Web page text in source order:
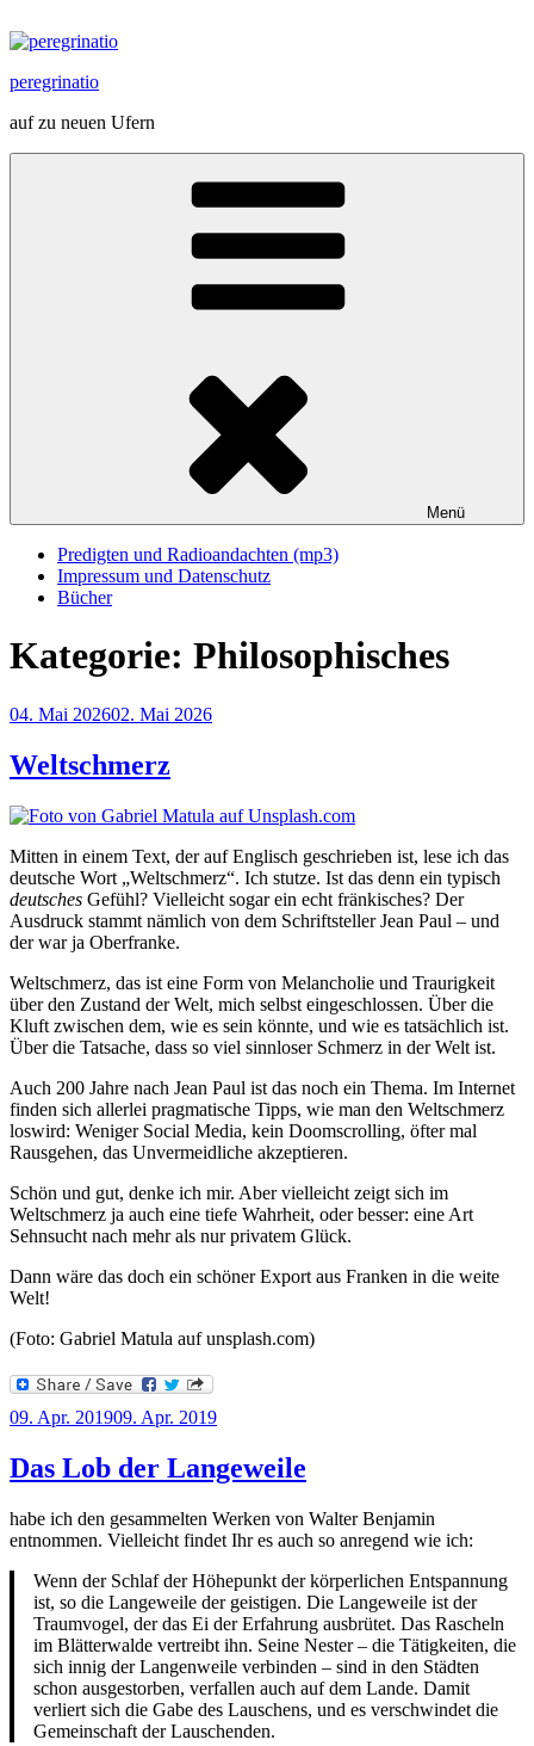
Inhalt
peregrinatio
auf zu neuen Ufern
Menü
Predigten und Radioandachten (mp3)
Impressum und Datenschutz
Bücher
Kategorie: Philosophisches
Veröffentlicht
04. Mai 202602. Mai 2026
Weltschmerz
Mitten in einem Text, der auf Englisch geschrieben ist, lese ich das
deutsche Wort „Weltschmerz“. Ich stutze. Ist das denn ein typisch
deutsches Gefühl? Vielleicht sogar ein echt fränkisches? Der
Ausdruck stammt nämlich von dem Schriftsteller Jean Paul – und
der war ja Oberfranke.
Weltschmerz, das ist eine Form von Melancholie und Traurigkeit
über den Zustand der Welt, mich selbst eingeschlossen. Über die
Kluft zwischen dem, wie es sein könnte, und wie es tatsächlich ist.
Über die Tatsache, dass so viel sinnloser Schmerz in der Welt ist.
Auch 200 Jahre nach Jean Paul ist das noch ein Thema. Im Internet
finden sich allerlei pragmatische Tipps, wie man den Weltschmerz
loswird: Weniger Social Media, kein Doomscrolling, öfter mal
Rausgehen, das Unvermeidliche akzeptieren.
Schön und gut, denke ich mir. Aber vielleicht zeigt sich im
Weltschmerz ja auch eine tiefe Wahrheit, oder besser: eine Art
Sehnsucht nach mehr als nur privatem Glück.
Dann wäre das doch ein schöner Export aus Franken in die weite
Welt!
(Foto: Gabriel Matula auf unsplash.com)
Veröffentlicht
09. Apr. 201909. Apr. 2019
Das Lob der Langeweile
habe ich den gesammelten Werken von Walter Benjamin
entnommen. Vielleicht findet Ihr es auch so anregend wie ich:
Wenn der Schlaf der Höhepunkt der körperlichen Entspannung
ist, so die Langeweile der geistigen. Die Langeweile ist der
Traumvogel, der das Ei der Erfahrung ausbrütet. Das Rascheln
im Blätterwalde vertreibt ihn. Seine Nester – die Tätigkeiten, die
sich innig der Langenweile verbinden – sind in den Städten
schon ausgestorben, verfallen auch auf dem Lande. Damit
verliert sich die Gabe des Lauschens, und es verschwindet die
Gemeinschaft der Lauschenden.